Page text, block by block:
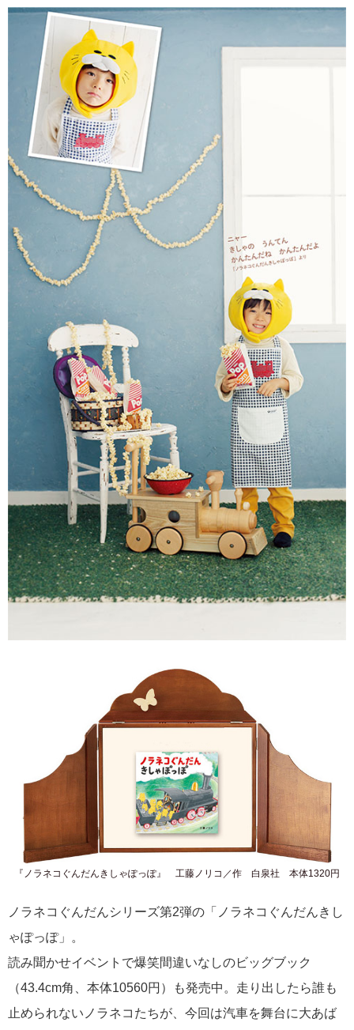
『ノラネコぐんだんきしゃぽっぽ』 工藤ノリコ／作 白泉社 本体1320円
ノラネコぐんだんシリーズ第2弾の「ノラネコぐんだんきし
ゃぽっぽ」。
読み聞かせイベントで爆笑間違いなしのビッグブック
（43.4cm角、本体10560円）も発売中。走り出したら誰も
止められないノラネコたちが、今回は汽車を舞台に大あば